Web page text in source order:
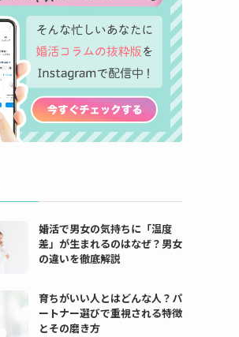
婚活で男女の気持ちに「温度
差」が生まれるのはなぜ？男女
の違いを徹底解説
育ちがいい人とはどんな人？パ
ートナー選びで重視される特徴
とその磨き方